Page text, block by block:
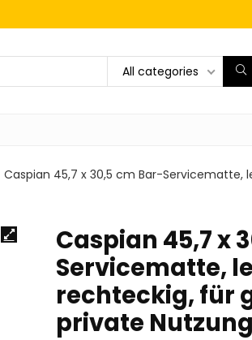
All categories
Caspian 45,7 x 30,5 cm Bar-
Caspian 45,7 x
Servicematte,
rechteckig, für
private